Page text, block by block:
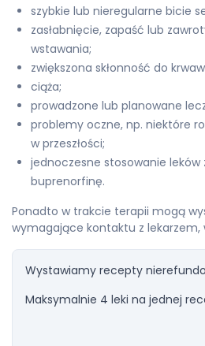
szybkie lub nieregularne bicie
zasłabnięcie, zapaść lub
wstawania;
zwiększona skłonność do
ciąża;
prowadzone lub planowane
problemy oczne, np. niektóre
w przeszłości;
jednoczesne stosowanie leków
buprenorfinę.
Ponadto w trakcie terapii mogą
wymagające kontaktu z lekarzem,
Wystawiamy recepty
Maksymalnie 4 leki na jednej